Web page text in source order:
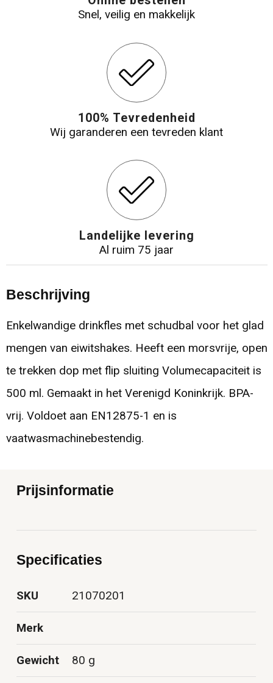
Snel, veilig en makkelijk
100% Tevredenheid
Wij garanderen een tevreden klant
Landelijke levering
Al ruim 75 jaar
Beschrijving
Enkelwandige drinkfles met schudbal voor het glad
mengen van eiwitshakes. Heeft een morsvrije, open
te trekken dop met flip sluiting Volumecapaciteit is
500 ml. Gemaakt in het Verenigd Koninkrijk. BPA-
vrij. Voldoet aan EN12875-1 en is
vaatwasmachinebestendig.
Prijsinformatie
Specificaties
SKU 21070201
Merk
Gewicht 80 g